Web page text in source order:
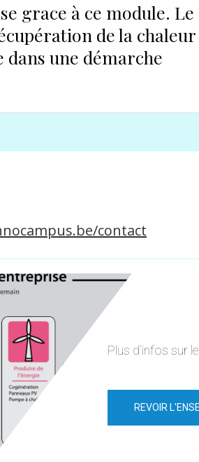
grace à ce module. Le
de la chaleur
une démarche
contact
Plus d'infos sur
REVOIR